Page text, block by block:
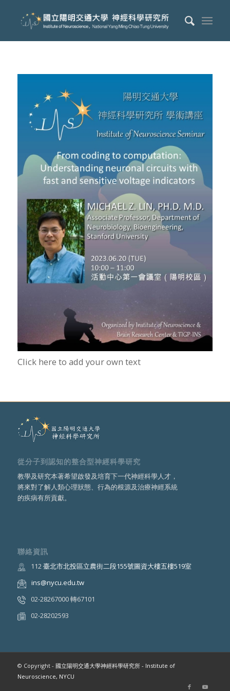
Click here to add your own text
從分子到認知的整合型神經科學研究
教學及研究本著希望啟發及培育下一代神經科學人才，
將來對了解人類心理狀態、行為的根源及治療神經系統
的疾病有所貢獻。
聯絡資訊
112臺北市北投區立農街二段155號圖資大樓五樓519室
ins@nycu.edu.tw
02-28267000 轉67101
02-28202593
© Copyright - 國立陽明交通大學神經科學研究所 - Institute of
Neuroscience, NYCU